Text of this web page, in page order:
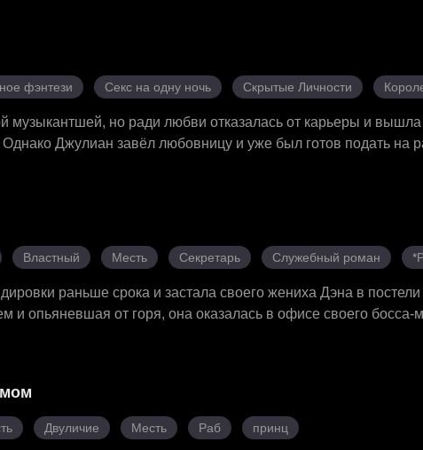
против Джоди козни на каждом шагу. Когда Ник наконец
пара — та самая женщина, которую он обидел. Вместе они
и наконец обрели друг друга.
фэнтези Секс на одну ночь Скрытые Личности
музыкантшей, но ради любви отказалась от карьеры и
Джулиан завёл любовницу и уже был готов подать на
Властный Месть Секретарь Служебный роман
раньше срока и застала своего жениха Дэна в постели
и опьяневшая от горя, она оказалась в офисе своего босса-
всю их ложь. Когда Джессика попыталась шантажировать их
на колено — не чтобы отступить, а чтобы навсегда
Двуличие Месть Раб принц